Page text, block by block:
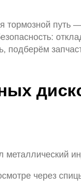
тормозной путь
подберём
металлический
через